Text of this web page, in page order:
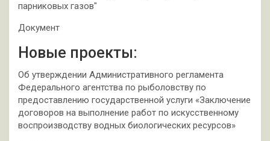
парниковых газов"
Документ
Новые проекты:
Об утверждении Административного регламента
Федерального агентства по рыболовству по
предоставлению государственной услуги «Заключение
договоров на выполнение работ по искусственному
воспроизводству водных биологических ресурсов»